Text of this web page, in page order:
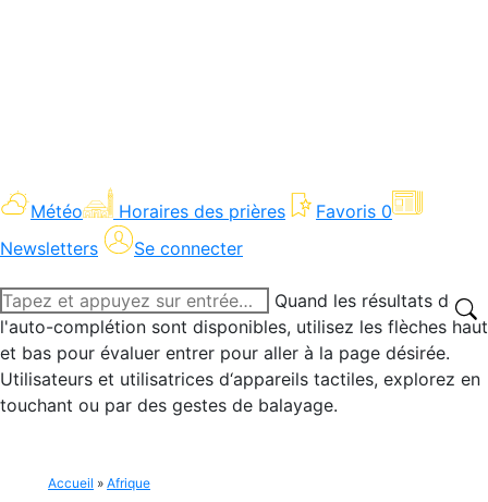
Météo Horaires des prières Favoris 0
Newsletters
Se connecter
Recherche
:
Quand les résultats de
l'auto-complétion sont disponibles, utilisez les flèches haut
et bas pour évaluer entrer pour aller à la page désirée.
Utilisateurs et utilisatrices d‘appareils tactiles, explorez en
touchant ou par des gestes de balayage.
Accueil » Afrique